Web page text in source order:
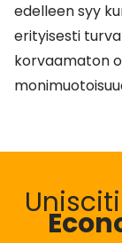
edelleen syy
erityisesti
korvaamaton